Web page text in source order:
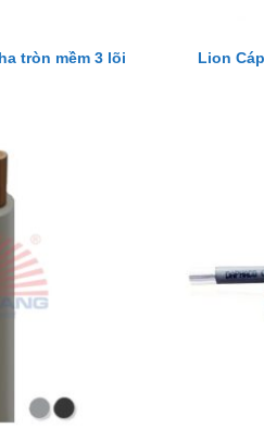
tròn mềm 3 lõi Lion